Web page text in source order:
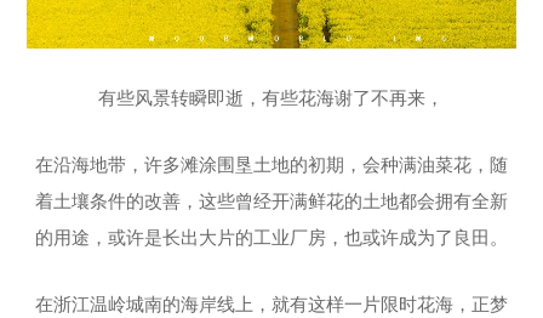
有些风景转瞬即逝，有些花海谢了不再来，
在沿海地带，许多滩涂围垦土地的初期，会种满油菜花，随
着土壤条件的改善，这些曾经开满鲜花的土地都会拥有全新
的用途，或许是长出大片的工业厂房，也或许成为了良田。
在浙江温岭城南的海岸线上，就有这样一片限时花海，正梦